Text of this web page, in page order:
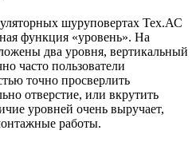
шуруповертах Тех.АС
функция «уровень». На
два уровня, вертикальный
часто пользователи
точно просверлить
отверстие, или вкрутить
уровней очень выручает,
работы.